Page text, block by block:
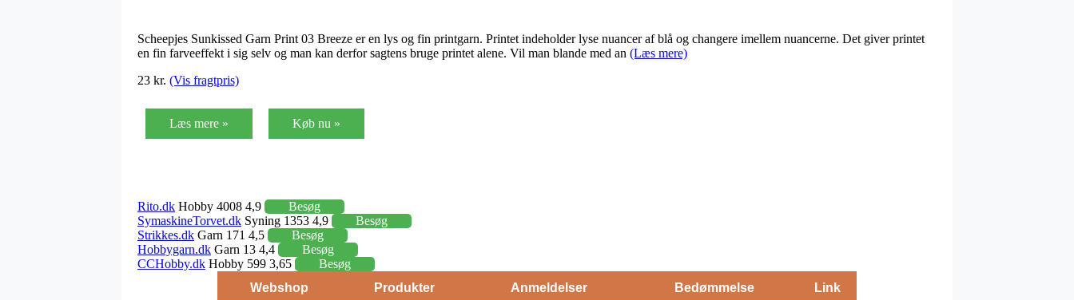
Scheepjes Sunkissed Garn Print 03 Breeze er en lys og fin printgarn. Printet indeholder lyse nuancer af blå og changere imellem nuancerne. Det giver printet
en fin farveeffekt i sig selv og man kan derfor sagtens bruge printet alene. Vil man blande med an (Læs mere)
23 kr. (Vis fragtpris)
Læs mere » Køb nu »
Rito.dk Hobby 4008 4,9
Besøg
SymaskineTorvet.dk Syning 1353 4,9
Besøg
Strikkes.dk Garn 171 4,5
Besøg
Hobbygarn.dk Garn 13 4,4
Besøg
CCHobby.dk Hobby 599 3,65
Besøg
Webshop
Produkter Anmeldelser Bedømmelse Link